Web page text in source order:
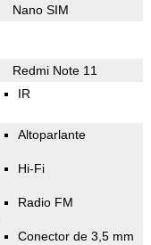
Nano SIM
Redmi Note 11
IR
Altoparlante
Hi-Fi
Radio FM
Conector de 3,5 mm